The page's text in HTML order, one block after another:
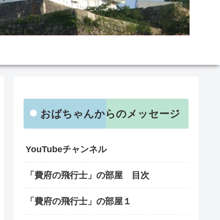
おばちゃんからのメッセージ
YouTubeチャンネル
「費府の飛行士」の部屋 目次
「費府の飛行士」の部屋１